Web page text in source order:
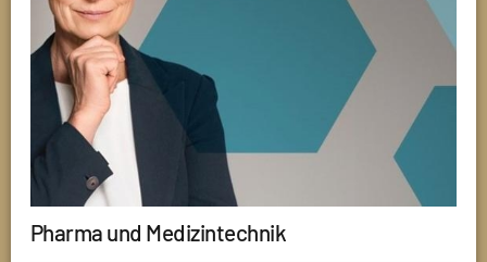
Pharma und Medizintechnik